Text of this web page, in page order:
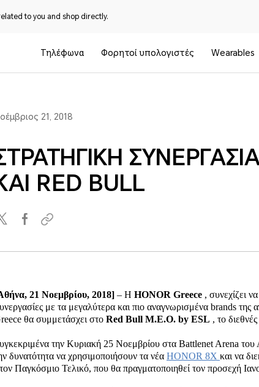
to you and shop directly.
Τηλέφωνα Φορητοί υπολογιστές Wearables
21, 2018
RED BULL
21 Νοεμβρίου, 2018] – H HONOR Greece , συνεχίζει
με τα μεγαλύτερα και πιο αναγνωρισμένα brands
θα συμμετάσχει στο Red Bull M.E.O. by ESL , το
την Κυριακή 25 Νοεμβρίου στα Battlenet Arena του
δυνατότητα να χρησιμοποιήσουν τα νέα HONOR 8X και να
Παγκόσμιο Τελικό, που θα πραγματοποιηθεί τον προσεχή